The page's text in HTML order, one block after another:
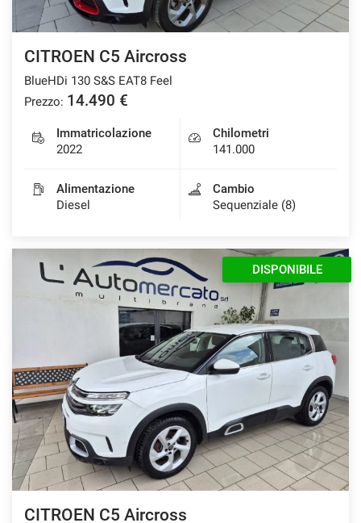
CITROEN C5 Aircross
BlueHDi 130 S&S EAT8 Feel
Prezzo: 14.490 €
Immatricolazione
2022
Chilometri
141.000
Alimentazione
Diesel
Cambio
Sequenziale (8)
DISPONIBILE
CITROEN C5 Aircross